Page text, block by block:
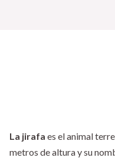
La jirafa es el animal
metros de altura y su